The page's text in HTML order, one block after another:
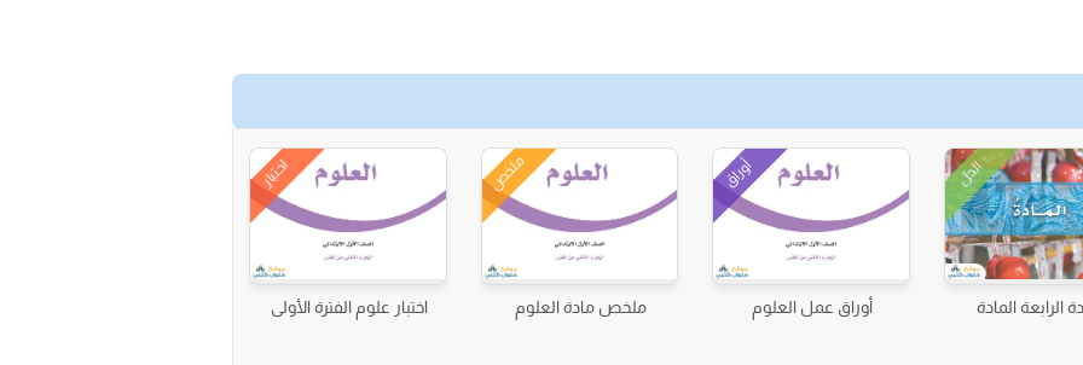
الحل
الرابعة المادة
أوراق
أوراق عمل العلوم
ملخص
ملخص مادة العلوم
اختبار
اختبار علوم الفترة الأولى